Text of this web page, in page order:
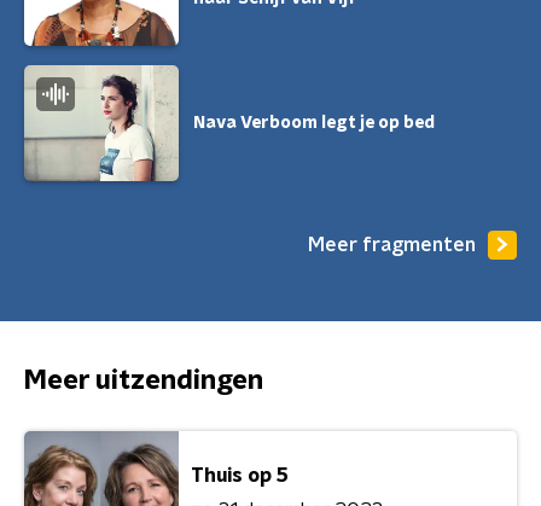
Nava Verboom legt je op bed
Meer fragmenten
Meer uitzendingen
Thuis op 5